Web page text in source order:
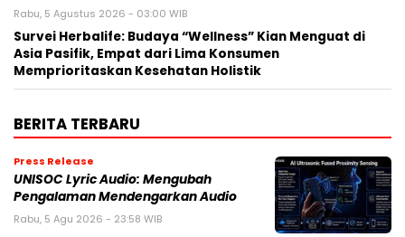
Rabu, 5 Agustus 2026 - 03:00 WIB
Survei Herbalife: Budaya “Wellness” Kian Menguat di
Asia Pasifik, Empat dari Lima Konsumen
Memprioritaskan Kesehatan Holistik
BERITA TERBARU
Press Release
UNISOC Lyric Audio: Mengubah
Pengalaman Mendengarkan Audio
Rabu, 5 Agu 2026 - 23:58 WIB